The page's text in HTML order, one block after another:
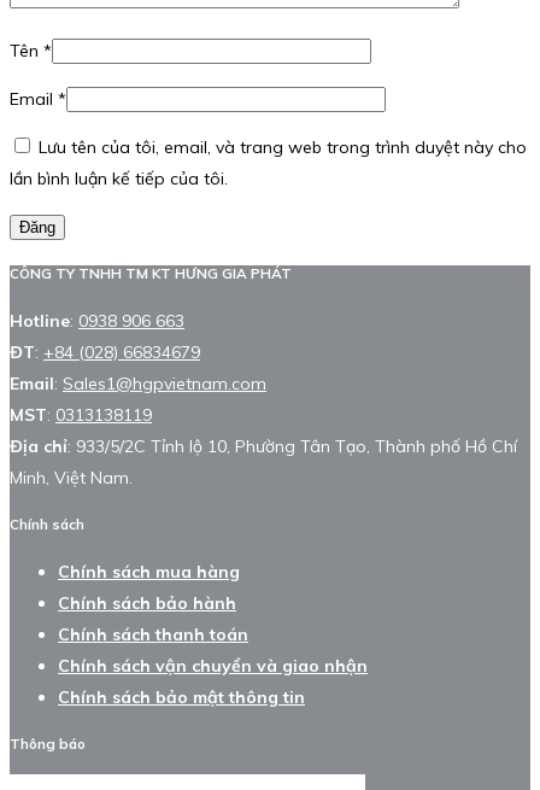
Tên *
Email *
Lưu tên của tôi, email, và trang web trong trình duyệt này cho
lần bình luận kế tiếp của tôi.
Đăng
CÔNG TY TNHH TM KT HƯNG GIA PHÁT
Hotline: 0938 906 663
ĐT: +84 (028) 66834679
Email: Sales1@hgpvietnam.com
MST: 0313138119
Địa chỉ: 933/5/2C Tỉnh lộ 10, Phường Tân Tạo, Thành phố Hồ Chí
Minh, Việt Nam.
Chính sách
Chính sách mua hàng
Chính sách bảo hành
Chính sách thanh toán
Chính sách vận chuyển và giao nhận
Chính sách bảo mật thông tin
Thông báo